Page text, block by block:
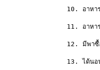
10. อาหา
11. อาหา
12. มีพาซื้
13. ได้นอ